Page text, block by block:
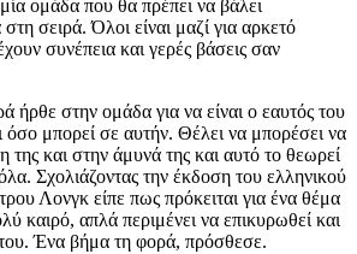
ομάδα που θα πρέπει να βάλει
σειρά. Όλοι είναι μαζί για αρκετό
συνέπεια και γερές βάσεις σαν
ήρθε στην ομάδα για να είναι ο εαυτός του
όσο μπορεί σε αυτήν. Θέλει να μπορέσει να
της και στην άμυνά της και αυτό το θεωρεί
Σχολιάζοντας την έκδοση του ελληνικού
Λονγκ είπε πως πρόκειται για ένα θέμα
καιρό, απλά περιμένει να επικυρωθεί και
του. Ένα βήμα τη φορά, πρόσθεσε.